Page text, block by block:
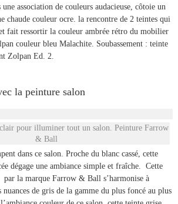
association de couleurs audacieuse, côtoie un
chaude couleur ocre. la rencontre de 2 teintes qui
fait ressortir la couleur ambrée rétro du mobilier
couleur bleu Malachite. Soubassement : teinte
Zolpan Ed. 2.
la peinture salon
pour illuminer tout un salon. Peinture Farrow
& Ball
dans ce salon. Proche du blanc cassé, cette
dégage une ambiance simple et fraîche. Cette
par la marque Farrow & Ball s’harmonise à
de gris de la gamme du plus foncé au plus